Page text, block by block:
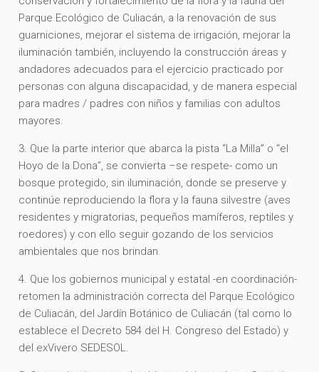
Parque Ecológico de Culiacán, a la renovación de sus
guarniciones, mejorar el sistema de irrigación, mejorar la
iluminación también, incluyendo la construcción áreas y
andadores adecuados para el ejercicio practicado por
personas con alguna discapacidad, y de manera especial
para madres / padres con niños y familias con adultos
mayores.
3. Que la parte interior que abarca la pista “La Milla” o “el
Hoyo de la Dona”, se convierta –se respete- como un
bosque protegido, sin iluminación, donde se preserve y
continúe reproduciendo la flora y la fauna silvestre (aves
residentes y migratorias, pequeños mamíferos, reptiles y
roedores) y con ello seguir gozando de los servicios
ambientales que nos brindan.
4. Que los gobiernos municipal y estatal -en coordinación-
retomen la administración correcta del Parque Ecológico
de Culiacán, del Jardín Botánico de Culiacán (tal como lo
establece el Decreto 584 del H. Congreso del Estado) y
del exVivero SEDESOL.